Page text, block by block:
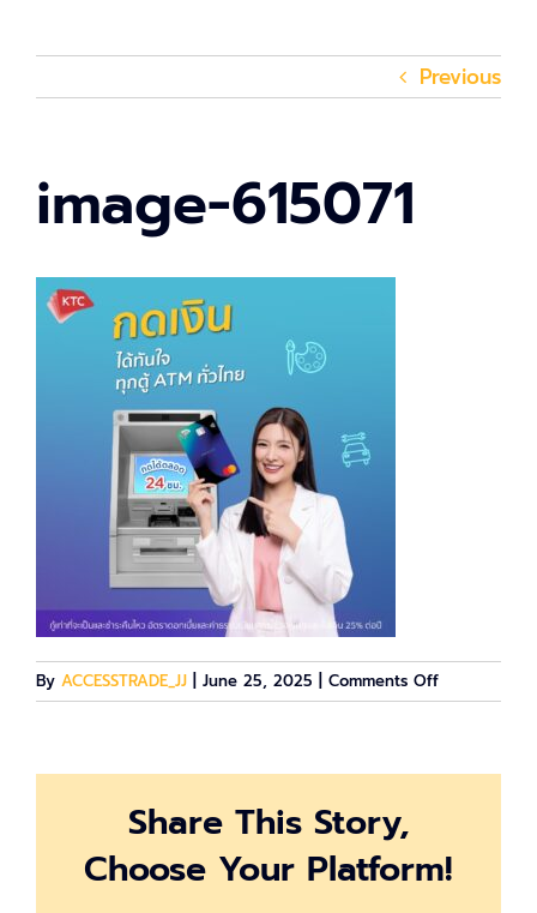
Previous
image-615071
By ACCESSTRADE_JJ June 25, 2025 Comments Offon
image-
Share This Story,
Choose Your Platform!